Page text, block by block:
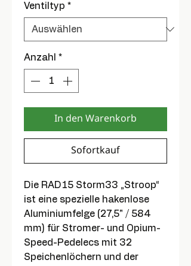
Ventiltyp *
Anzahl *
In den Warenkorb
Sofortkauf
Die RAD15 Storm33 „Stroop“
ist eine spezielle hakenlose
Aluminiumfelge (27,5" / 584
mm) für Stromer- und Opium-
Speed-Pedelecs mit 32
Speichenlöchern und der